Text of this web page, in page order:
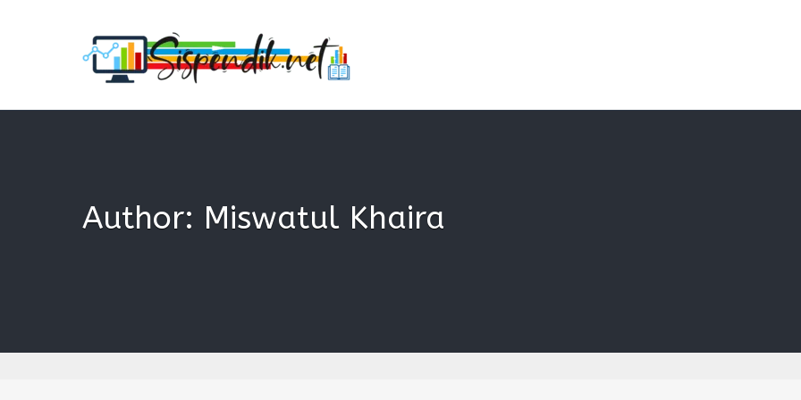
SISPENDIK.NET
Sistem Informasi Personal Pendidikan dan Kependidikan
Author: Miswatul Khaira